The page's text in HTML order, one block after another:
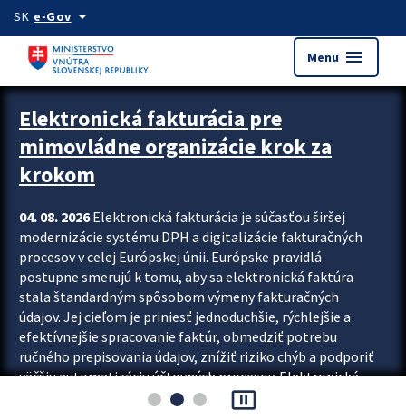
Preskocit na hlavný obsah
SK e-Govarrow_drop_down
Menu menu
Zastavit automatický posun upútavok
Elektronická fakturácia pre
mimovládne organizácie krok za
krokom
04. 08. 2026Elektronická fakturácia je súčasťou širšej
modernizácie systému DPH a digitalizácie fakturačných
procesov v celej Európskej únii. Európske pravidlá
postupne smerujú k tomu, aby sa elektronická faktúra
stala štandardným spôsobom výmeny fakturačných
údajov. Jej cieľom je priniesť jednoduchšie, rýchlejšie a
efektívnejšie spracovanie faktúr, obmedziť potrebu
ručného prepisovania údajov, znížiť riziko chýb a podporiť
väčšiu automatizáciu účtovných procesov. Elektronická
fakturácia preto nepredstavuje...
pause_presentation